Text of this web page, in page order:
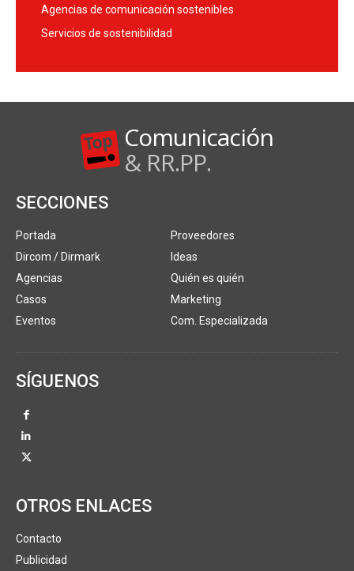
Agencias de comunicación sostenibles
Servicios de sostenibilidad
Comunicación
& RR.PP.
SECCIONES
Portada
Dircom / Dirmark
Agencias
Casos
Eventos
Proveedores
Ideas
Quién es quién
Marketing
Com. Especializada
SÍGUENOS
OTROS ENLACES
Contacto
Publicidad